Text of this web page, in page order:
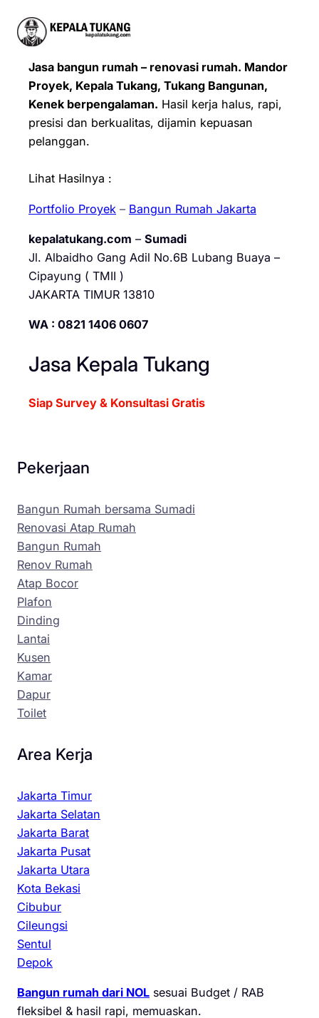
Jasa bangun rumah – renovasi rumah. Mandor
Proyek, Kepala Tukang, Tukang Bangunan,
Kenek berpengalaman. Hasil kerja halus, rapi,
presisi dan berkualitas, dijamin kepuasan
pelanggan.
Lihat Hasilnya :
Portfolio Proyek – Bangun Rumah Jakarta
kepalatukang.com – Sumadi
Jl. Albaidho Gang Adil No.6B Lubang Buaya –
Cipayung ( TMII )
JAKARTA TIMUR 13810
WA : 0821 1406 0607
Jasa Kepala Tukang
Siap Survey & Konsultasi Gratis
Pekerjaan
Bangun Rumah bersama Sumadi
Renovasi Atap Rumah
Bangun Rumah
Renov Rumah
Atap Bocor
Plafon
Dinding
Lantai
Kusen
Kamar
Dapur
Toilet
Area Kerja
Jakarta Timur
Jakarta Selatan
Jakarta Barat
Jakarta Pusat
Jakarta Utara
Kota Bekasi
Cibubur
Cileungsi
Sentul
Depok
Bangun rumah dari NOL sesuai Budget / RAB
fleksibel & hasil rapi, memuaskan.